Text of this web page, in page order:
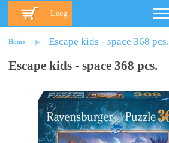
Leeg
Home Escape kids - space 368 pcs.
Escape kids - space 368 pcs.